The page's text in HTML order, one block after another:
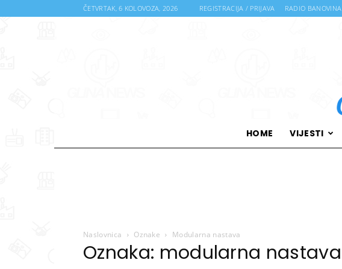
ČETVRTAK, 6 KOLOVOZA, 2026 REGISTRACIJA / PRIJAVA RADIO BANOVINA
HOME VIJESTI
Naslovnica Oznake Modularna nastava
Oznaka: modularna nastava